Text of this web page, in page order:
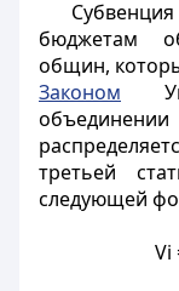
бюджетам
общин,
Законом
третьей
следующей
Vi